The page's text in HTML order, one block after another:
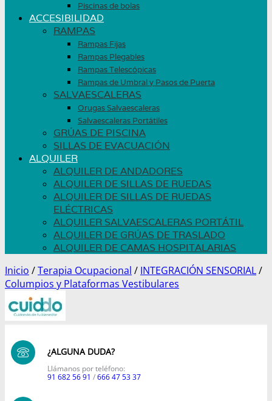
Piscinas de bolas
ACCESIBILIDAD
RAMPAS
Rampas Fijas
Rampas Plegables
Rampas Telescópicas
Rampas de Umbral y Pasos de Puerta
SALVAESCALERAS
Orugas Salvaescaleras
Salvaescaleras Portátiles
GRÚAS DE PISCINA
SILLAS DE EVACUACIÓN
ALQUILER
ALQUILER DE ANDADORES
ALQUILER DE SILLAS DE RUEDAS
ALQUILER DE SILLAS DE RUEDAS
ELÉCTRICAS
ALQUILER SALVAESCALERAS PORTÁTIL
ALQUILER DE GRÚAS DE TRASLADO
ALQUILER DE CAMAS HOSPITALARIAS
Inicio /Terapia Ocupacional / INTEGRACIÓN SENSORIAL/
Columpios y Plataformas Vestibulares
¿ALGUNA DUDA?
Llámanos por teléfono:
91 682 56 91 /666 47 53 37